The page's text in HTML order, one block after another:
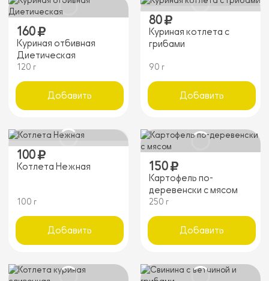
160
Куриная отбивная
Диетическая
120 г
Добавить
80
Куриная котлета с
грибами
90 г
Добавить
100
Котлета Нежная
100 г
Добавить
150
Картофель по-
деревенски с мясом
250 г
Добавить